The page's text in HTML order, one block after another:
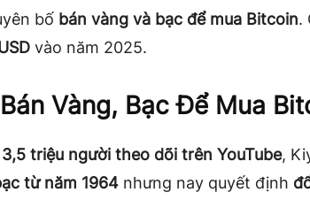
bố bán vàng và bạc để mua Bitcoin.
vào năm 2025.
Vàng, Bạc Để Mua
3,5 triệu người theo dõi trên YouTube,
từ năm 1964 nhưng nay quyết định